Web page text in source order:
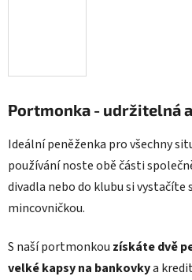
Portmonka - udržitelná
Ideální peněženka pro všechny
používání noste obě části
divadla nebo do klubu si
mincovničkou.
S naší portmonkou získáte dvě
velké kapsy na bankovkya